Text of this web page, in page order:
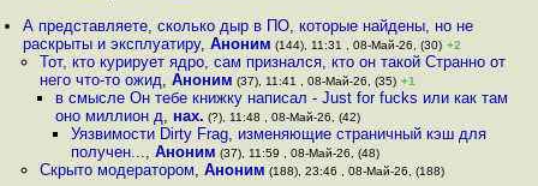
А представляете, сколько дыр в ПО, которые найдены, но не
раскрыты и эксплуатиру,Аноним (144), 11:31 , 08-Май-26, (30) +2
Тот, кто курирует ядро, сам признался, кто он такой Странно от
него что-то ожид, Аноним (37), 11:41 , 08-Май-26, (35) +1
в смысле Он тебе книжку написал - Just for fucks или как там
оно миллион д, нах. (?), 11:48 , 08-Май-26, (42)
Уязвимости Dirty Frag, изменяющие страничный кэш для
получен...,Аноним (37), 11:59 , 08-Май-26, (48)
Скрыто модератором, Аноним (188), 23:46 , 08-Май-26, (188)